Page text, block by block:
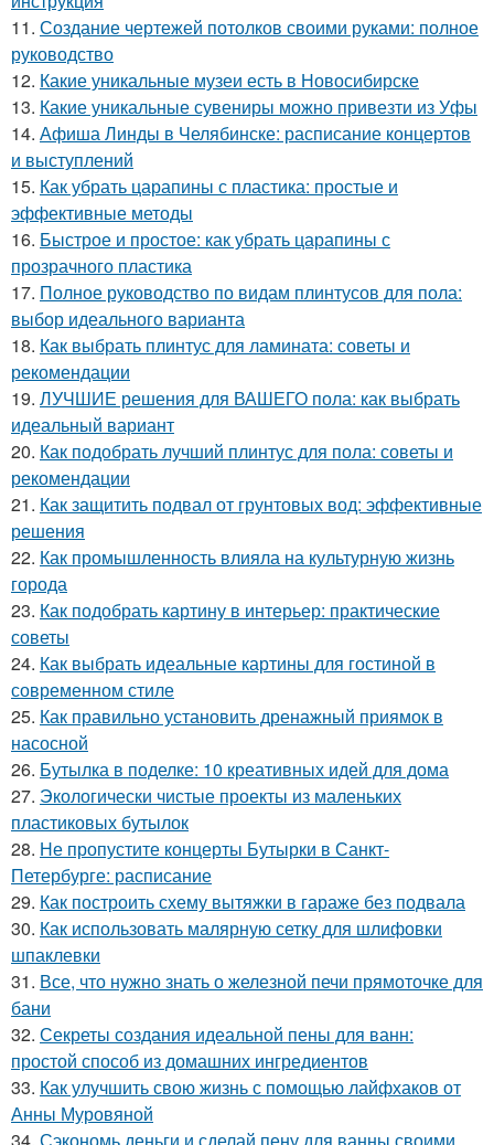
11. Создание чертежей потолков своими руками: полное
руководство
12. Какие уникальные музеи есть в Новосибирске
13. Какие уникальные сувениры можно привезти из Уфы
14. Афиша Линды в Челябинске: расписание концертов
и выступлений
15. Как убрать царапины с пластика: простые и
эффективные методы
16. Быстрое и простое: как убрать царапины с
прозрачного пластика
17. Полное руководство по видам плинтусов для пола:
выбор идеального варианта
18. Как выбрать плинтус для ламината: советы и
рекомендации
19. ЛУЧШИЕ решения для ВАШЕГО пола: как выбрать
идеальный вариант
20. Как подобрать лучший плинтус для пола: советы и
рекомендации
21. Как защитить подвал от грунтовых вод: эффективные
решения
22. Как промышленность влияла на культурную жизнь
города
23. Как подобрать картину в интерьер: практические
советы
24. Как выбрать идеальные картины для гостиной в
современном стиле
25. Как правильно установить дренажный приямок в
насосной
26. Бутылка в поделке: 10 креативных идей для дома
27. Экологически чистые проекты из маленьких
пластиковых бутылок
28. Не пропустите концерты Бутырки в Санкт-
Петербурге: расписание
29. Как построить схему вытяжки в гараже без подвала
30. Как использовать малярную сетку для шлифовки
шпаклевки
31. Все, что нужно знать о железной печи прямоточке для
бани
32. Секреты создания идеальной пены для ванн:
простой способ из домашних ингредиентов
33. Как улучшить свою жизнь с помощью лайфхаков от
Анны Муровяной